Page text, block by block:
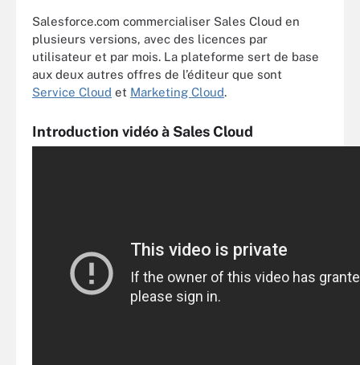
Salesforce.com commercialiser Sales Cloud en
plusieurs versions, avec des licences par
utilisateur et par mois. La plateforme sert de base
aux deux autres offres de l’éditeur que sont
Service Cloud et Marketing Cloud.
Introduction vidéo à Sales Cloud